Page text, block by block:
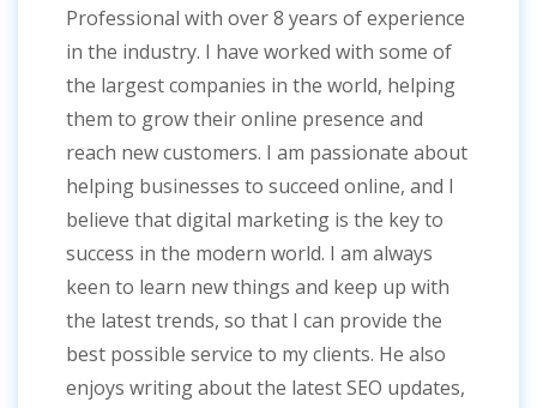
Professional with over 8 years of experience
in the industry. I have worked with some of
the largest companies in the world, helping
them to grow their online presence and
reach new customers. I am passionate about
helping businesses to succeed online, and I
believe that digital marketing is the key to
success in the modern world. I am always
keen to learn new things and keep up with
the latest trends, so that I can provide the
best possible service to my clients. He also
enjoys writing about the latest SEO updates,